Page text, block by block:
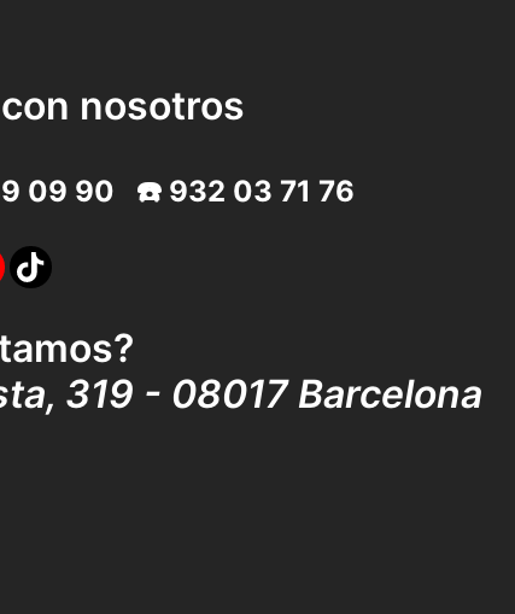
nosotros
09 90 ☎️ 932 03 71 76
319 - 08017 Barcelona